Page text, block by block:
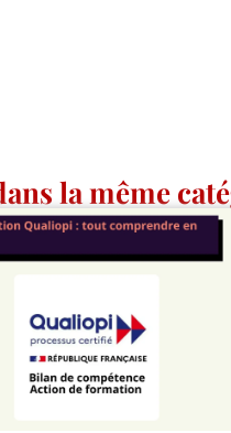
la même